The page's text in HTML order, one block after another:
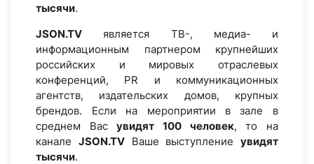
тысячи.
JSON.TV является ТВ-, медиа- и
информационным партнером крупнейших
российских и мировых отраслевых
конференций, PR и коммуникационных
агентств, издательских домов, крупных
брендов. Если на мероприятии в зале в
среднем Васувидят 100 человек, то на
канале JSON.TVВаше выступление увидят
тысячи.